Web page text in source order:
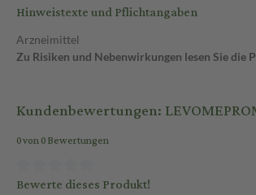
Hinweistexte und Pflichtangaben
Arzneimittel
Zu Risiken und Nebenwirkungen lesen Sie die
Kundenbewertungen:
0 von 0 Bewertungen
Bewerte dieses Produkt!